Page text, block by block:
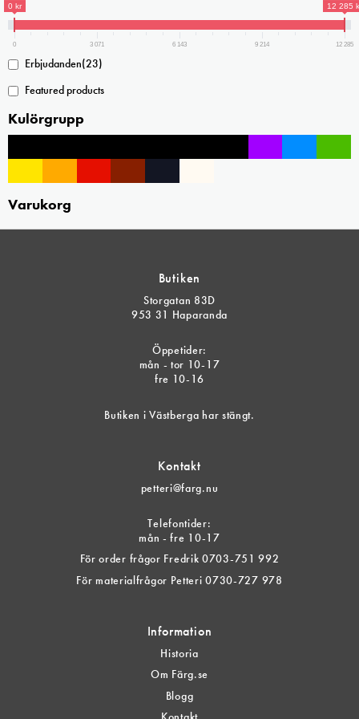
0 kr 12 285
0 3 071 6 143 9 214 12 285
Erbjudanden(23)
Featured products
Kulörgrupp
Varukorg
Butiken
Storgatan 83D
953 31 Haparanda
Öppetider:
mån - tor 10-17
fre 10-16
Butiken i Västberga har stängt.
Kontakt
petteri@farg.nu
Telefontider:
mån - fre 10-17
För order frågor Fredrik 0703-751 992
För materialfrågor Petteri 0730-727 978
Information
Historia
Om Färg.se
Blogg